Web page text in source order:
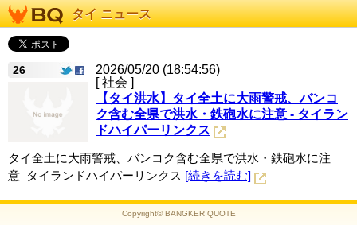
タイ ニュース
26
2026/05/20 (18:54:56)
[ 社会 ]
【タイ洪水】タイ全土に大雨警戒、バンコ
ク含む全県で洪水・鉄砲水に注意 - タイラン
ドハイパーリンクス
タイ全土に大雨警戒、バンコク含む全県で洪水・鉄砲水に注
意 タイランドハイパーリンクス [続きを読む]
Copyright© BANGKER QUOTE